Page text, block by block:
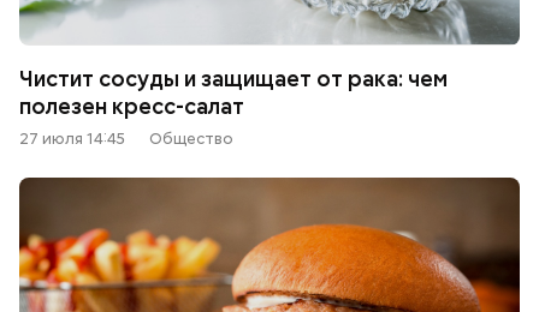
Чистит сосуды и защищает от рака: чем
полезен кресс-салат
27 июля 14:45 Общество